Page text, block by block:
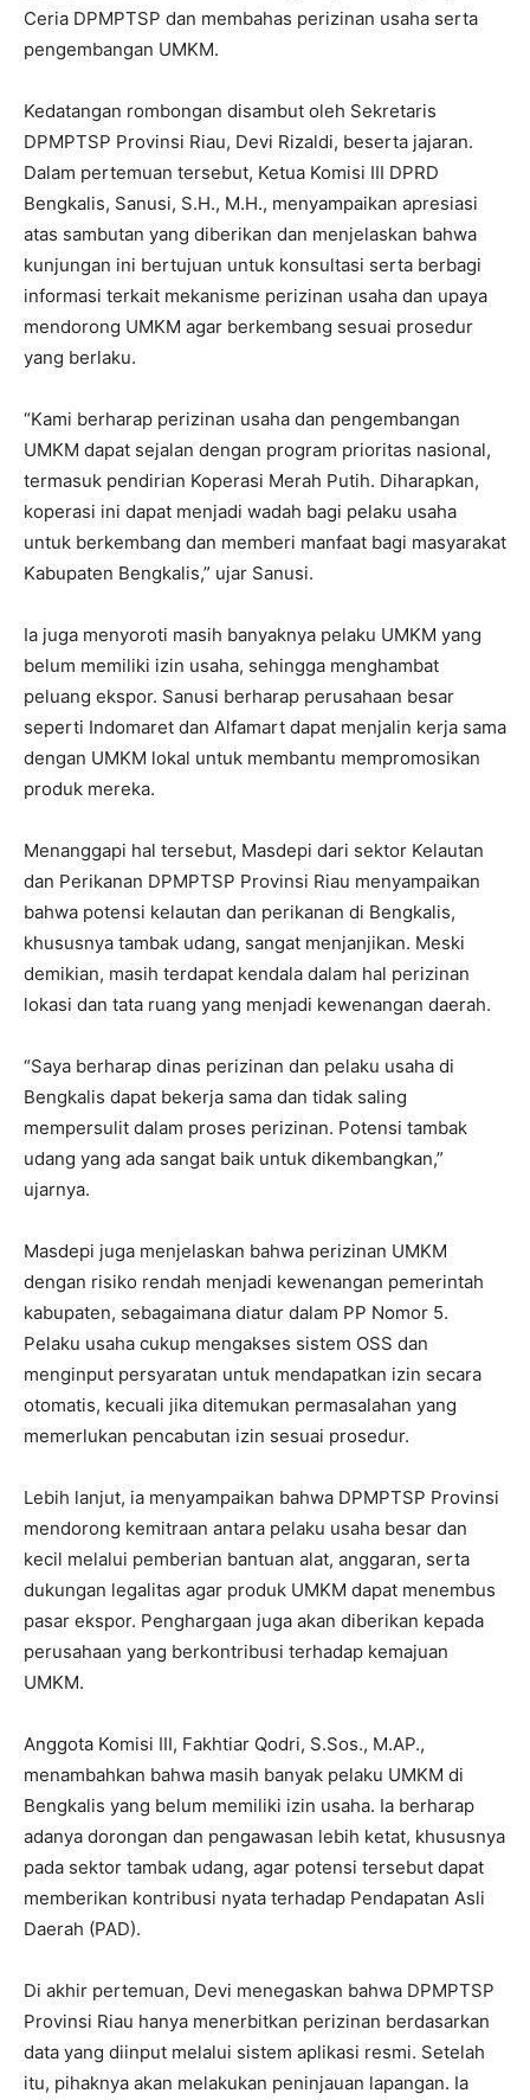
Ceria DPMPTSP dan membahas perizinan usaha serta
pengembangan UMKM.
Kedatangan rombongan disambut oleh Sekretaris
DPMPTSP Provinsi Riau, Devi Rizaldi, beserta jajaran.
Dalam pertemuan tersebut, Ketua Komisi III DPRD
Bengkalis, Sanusi, S.H., M.H., menyampaikan apresiasi
atas sambutan yang diberikan dan menjelaskan bahwa
kunjungan ini bertujuan untuk konsultasi serta berbagi
informasi terkait mekanisme perizinan usaha dan upaya
mendorong UMKM agar berkembang sesuai prosedur
yang berlaku.
“Kami berharap perizinan usaha dan pengembangan
UMKM dapat sejalan dengan program prioritas nasional,
termasuk pendirian Koperasi Merah Putih. Diharapkan,
koperasi ini dapat menjadi wadah bagi pelaku usaha
untuk berkembang dan memberi manfaat bagi masyarakat
Kabupaten Bengkalis,” ujar Sanusi.
Ia juga menyoroti masih banyaknya pelaku UMKM yang
belum memiliki izin usaha, sehingga menghambat
peluang ekspor. Sanusi berharap perusahaan besar
seperti Indomaret dan Alfamart dapat menjalin kerja sama
dengan UMKM lokal untuk membantu mempromosikan
produk mereka.
Menanggapi hal tersebut, Masdepi dari sektor Kelautan
dan Perikanan DPMPTSP Provinsi Riau menyampaikan
bahwa potensi kelautan dan perikanan di Bengkalis,
khususnya tambak udang, sangat menjanjikan. Meski
demikian, masih terdapat kendala dalam hal perizinan
lokasi dan tata ruang yang menjadi kewenangan daerah.
“Saya berharap dinas perizinan dan pelaku usaha di
Bengkalis dapat bekerja sama dan tidak saling
mempersulit dalam proses perizinan. Potensi tambak
udang yang ada sangat baik untuk dikembangkan,”
ujarnya.
Masdepi juga menjelaskan bahwa perizinan UMKM
dengan risiko rendah menjadi kewenangan pemerintah
kabupaten, sebagaimana diatur dalam PP Nomor 5.
Pelaku usaha cukup mengakses sistem OSS dan
menginput persyaratan untuk mendapatkan izin secara
otomatis, kecuali jika ditemukan permasalahan yang
memerlukan pencabutan izin sesuai prosedur.
Lebih lanjut, ia menyampaikan bahwa DPMPTSP Provinsi
mendorong kemitraan antara pelaku usaha besar dan
kecil melalui pemberian bantuan alat, anggaran, serta
dukungan legalitas agar produk UMKM dapat menembus
pasar ekspor. Penghargaan juga akan diberikan kepada
perusahaan yang berkontribusi terhadap kemajuan
UMKM.
Anggota Komisi III, Fakhtiar Qodri, S.Sos., M.AP.,
menambahkan bahwa masih banyak pelaku UMKM di
Bengkalis yang belum memiliki izin usaha. Ia berharap
adanya dorongan dan pengawasan lebih ketat, khususnya
pada sektor tambak udang, agar potensi tersebut dapat
memberikan kontribusi nyata terhadap Pendapatan Asli
Daerah (PAD).
Di akhir pertemuan, Devi menegaskan bahwa DPMPTSP
Provinsi Riau hanya menerbitkan perizinan berdasarkan
data yang diinput melalui sistem aplikasi resmi. Setelah
itu, pihaknya akan melakukan peninjauan lapangan. Ia